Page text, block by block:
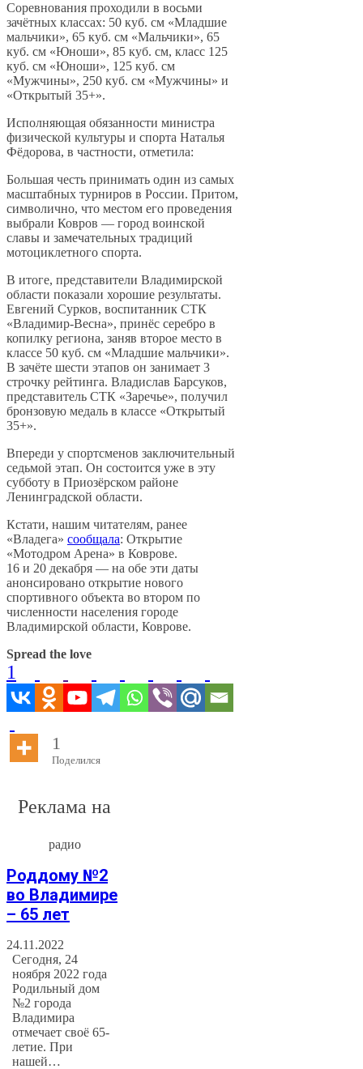
Соревнования проходили в восьми
зачётных классах: 50 куб. см «Младшие
мальчики», 65 куб. см «Мальчики», 65
куб. см «Юноши», 85 куб. см, класс 125
куб. см «Юноши», 125 куб. см
«Мужчины», 250 куб. см «Мужчины» и
«Открытый 35+».
Исполняющая обязанности министра
физической культуры и спорта Наталья
Фёдорова, в частности, отметила:
Большая честь принимать один из самых
масштабных турниров в России. Притом,
символично, что местом его проведения
выбрали Ковров — город воинской
славы и замечательных традиций
мотоциклетного спорта.
В итоге, представители Владимирской
области показали хорошие результаты.
Евгений Сурков, воспитанник СТК
«Владимир-Весна», принёс серебро в
копилку региона, заняв второе место в
классе 50 куб. см «Младшие мальчики».
В зачёте шести этапов он занимает 3
строчку рейтинга. Владислав Барсуков,
представитель СТК «Заречье», получил
бронзовую медаль в классе «Открытый
35+».
Впереди у спортсменов заключительный
седьмой этап. Он состоится уже в эту
субботу в Приозёрском районе
Ленинградской области.
Кстати, нашим читателям, ранее
«Владега» сообщала: Открытие
«Мотодром Арена» в Коврове.
16 и 20 декабря — на обе эти даты
анонсировано открытие нового
спортивного объекта во втором по
численности населения городе
Владимирской области, Коврове.
Spread the love
1
1
Поделился
Реклама на
радио
Роддому №2
во Владимире
– 65 лет
24.11.2022
Сегодня, 24
ноября 2022 года
Родильный дом
№2 города
Владимира
отмечает своё 65-
летие. При
нашей…